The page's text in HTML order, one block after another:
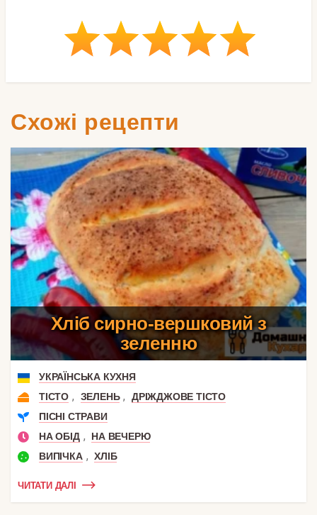
Схожі рецепти
Хліб сирно-вершковий з
зеленню
УКРАЇНСЬКА КУХНЯ
ТІСТО , ЗЕЛЕНЬ ,
ДРІЖДЖОВЕ ТІСТО
ПІСНІ СТРАВИ
НА ОБІД ,
НА ВЕЧЕРЮ
ВИПІЧКА , ХЛІБ
ЧИТАТИ ДАЛІ